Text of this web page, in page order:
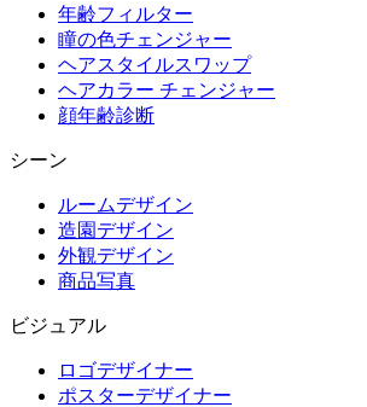
年齢フィルター
瞳の色チェンジャー
ヘアスタイルスワップ
ヘアカラー チェンジャー
顔年齢診断
シーン
ルームデザイン
造園デザイン
外観デザイン
商品写真
ビジュアル
ロゴデザイナー
ポスターデザイナー